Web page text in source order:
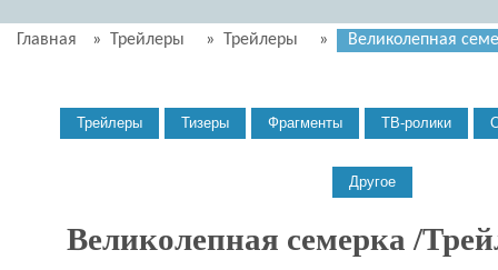
Главная » Трейлеры » Трейлеры » Великолепная
Великолепная семерка /